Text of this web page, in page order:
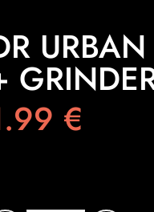
€